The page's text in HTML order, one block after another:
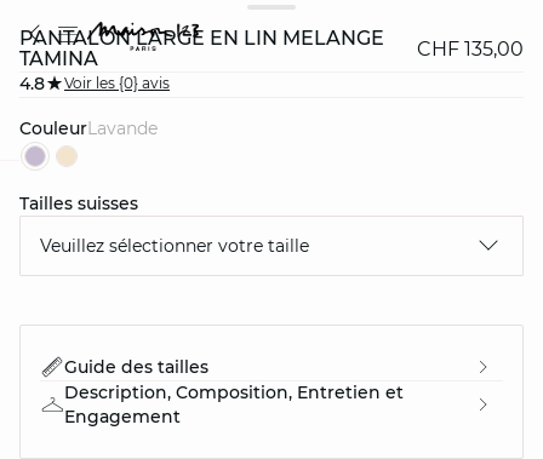
PANTALON LARGE EN LIN MÉLANGÉ
TAMINA
CHF 135,00
4.8 Voir les {0} avis
Couleur lavande
Tailles suisses
Veuillez sélectionner votre taille
Guide des tailles
Description, Composition, Entretien et
Engagement